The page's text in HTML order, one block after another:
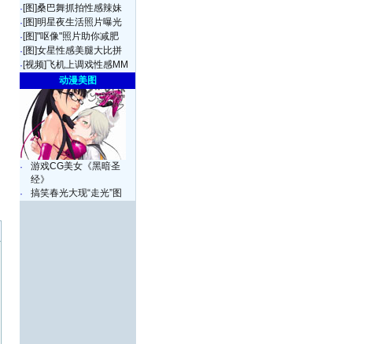
· [图]桑巴舞抓拍性感辣妹
· [图]明星夜生活照片曝光
· [图]"呕像"照片助你减肥
· [图]女星性感美腿大比拼
· [视频]飞机上调戏性感MM
动漫美图
·
游戏CG美女《黑暗圣
经》
·
搞笑春光大现“走光”图